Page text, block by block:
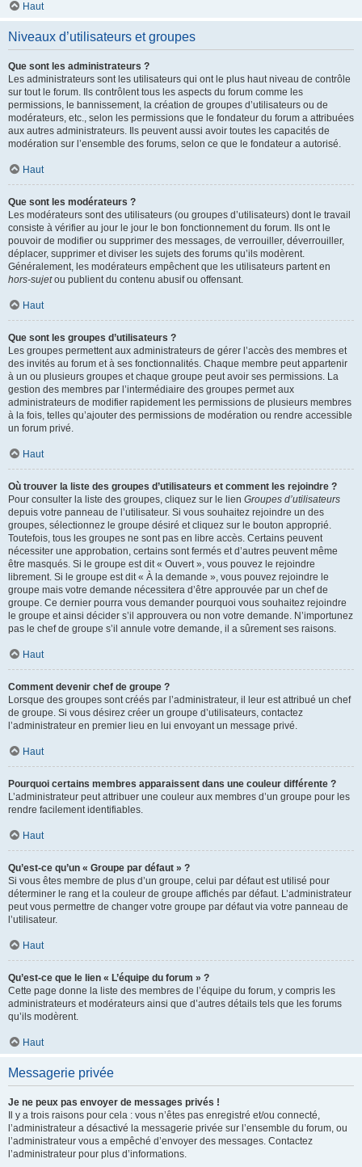
Haut
Niveaux d’utilisateurs et groupes
Que sont les administrateurs ?
Les administrateurs sont les utilisateurs qui ont le plus haut niveau de contrôle
sur tout le forum. Ils contrôlent tous les aspects du forum comme les
permissions, le bannissement, la création de groupes d’utilisateurs ou de
modérateurs, etc., selon les permissions que le fondateur du forum a attribuées
aux autres administrateurs. Ils peuvent aussi avoir toutes les capacités de
modération sur l’ensemble des forums, selon ce que le fondateur a autorisé.
Haut
Que sont les modérateurs ?
Les modérateurs sont des utilisateurs (ou groupes d’utilisateurs) dont le travail
consiste à vérifier au jour le jour le bon fonctionnement du forum. Ils ont le
pouvoir de modifier ou supprimer des messages, de verrouiller, déverrouiller,
déplacer, supprimer et diviser les sujets des forums qu’ils modèrent.
Généralement, les modérateurs empêchent que les utilisateurs partent en
hors-sujetou publient du contenu abusif ou offensant.
Haut
Que sont les groupes d’utilisateurs ?
Les groupes permettent aux administrateurs de gérer l’accès des membres et
des invités au forum et à ses fonctionnalités. Chaque membre peut appartenir
à un ou plusieurs groupes et chaque groupe peut avoir ses permissions. La
gestion des membres par l’intermédiaire des groupes permet aux
administrateurs de modifier rapidement les permissions de plusieurs membres
à la fois, telles qu’ajouter des permissions de modération ou rendre accessible
un forum privé.
Haut
Où trouver la liste des groupes d’utilisateurs et comment les rejoindre ?
Pour consulter la liste des groupes, cliquez sur le lien Groupes d’utilisateurs
depuis votre panneau de l’utilisateur. Si vous souhaitez rejoindre un des
groupes, sélectionnez le groupe désiré et cliquez sur le bouton approprié.
Toutefois, tous les groupes ne sont pas en libre accès. Certains peuvent
nécessiter une approbation, certains sont fermés et d’autres peuvent même
être masqués. Si le groupe est dit « Ouvert », vous pouvez le rejoindre
librement. Si le groupe est dit « À la demande », vous pouvez rejoindre le
groupe mais votre demande nécessitera d’être approuvée par un chef de
groupe. Ce dernier pourra vous demander pourquoi vous souhaitez rejoindre
le groupe et ainsi décider s’il approuvera ou non votre demande. N’importunez
pas le chef de groupe s’il annule votre demande, il a sûrement ses raisons.
Haut
Comment devenir chef de groupe ?
Lorsque des groupes sont créés par l’administrateur, il leur est attribué un chef
de groupe. Si vous désirez créer un groupe d’utilisateurs, contactez
l’administrateur en premier lieu en lui envoyant un message privé.
Haut
Pourquoi certains membres apparaissent dans une couleur différente ?
L’administrateur peut attribuer une couleur aux membres d’un groupe pour les
rendre facilement identifiables.
Haut
Qu’est-ce qu’un « Groupe par défaut » ?
Si vous êtes membre de plus d’un groupe, celui par défaut est utilisé pour
déterminer le rang et la couleur de groupe affichés par défaut. L’administrateur
peut vous permettre de changer votre groupe par défaut via votre panneau de
l’utilisateur.
Haut
Qu’est-ce que le lien « L’équipe du forum » ?
Cette page donne la liste des membres de l’équipe du forum, y compris les
administrateurs et modérateurs ainsi que d’autres détails tels que les forums
qu’ils modèrent.
Haut
Messagerie privée
Je ne peux pas envoyer de messages privés !
Il y a trois raisons pour cela : vous n’êtes pas enregistré et/ou connecté,
l’administrateur a désactivé la messagerie privée sur l’ensemble du forum, ou
l’administrateur vous a empêché d’envoyer des messages. Contactez
l’administrateur pour plus d’informations.